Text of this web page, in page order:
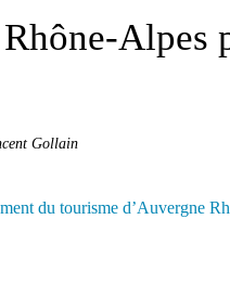
Alpes
Gollain